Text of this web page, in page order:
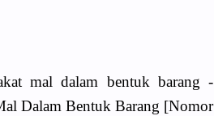
mal dalam bentuk barang -
Dalam Bentuk Barang [Nomor